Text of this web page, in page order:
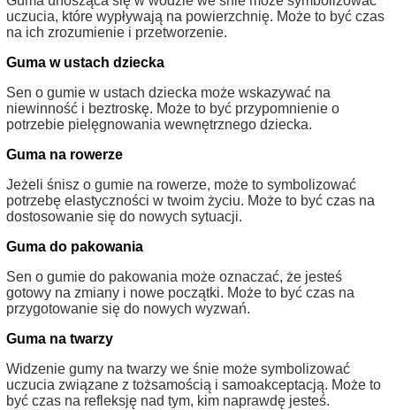
uczucia, które wypływają na powierzchnię. Może to być czas
na ich zrozumienie i przetworzenie.
Guma w ustach dziecka
Sen o gumie w ustach dziecka może wskazywać na
niewinność i beztroskę. Może to być przypomnienie o
potrzebie pielęgnowania wewnętrznego dziecka.
Guma na rowerze
Jeżeli śnisz o gumie na rowerze, może to symbolizować
potrzebę elastyczności w twoim życiu. Może to być czas na
dostosowanie się do nowych sytuacji.
Guma do pakowania
Sen o gumie do pakowania może oznaczać, że jesteś
gotowy na zmiany i nowe początki. Może to być czas na
przygotowanie się do nowych wyzwań.
Guma na twarzy
Widzenie gumy na twarzy we śnie może symbolizować
uczucia związane z tożsamością i samoakceptacją. Może to
być czas na refleksję nad tym, kim naprawdę jesteś.